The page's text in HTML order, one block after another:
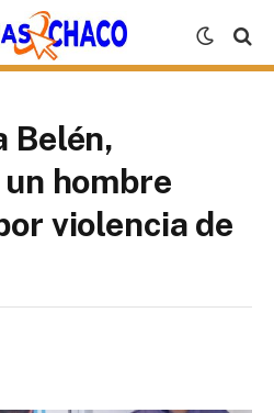
Belén,
hombre
violencia de